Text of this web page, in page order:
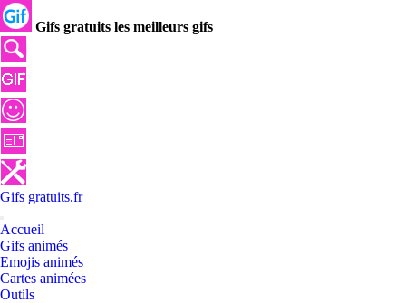
Gifs gratuits les meilleurs gifs
Gifs gratuits.fr
Accueil
Gifs animés
Emojis animés
Cartes animées
Outils